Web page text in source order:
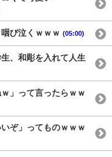
び泣くｗｗｗ (05:00)
、和彫を入れて人生
」って言ったらｗｗ
ぞ」ってものｗｗｗ